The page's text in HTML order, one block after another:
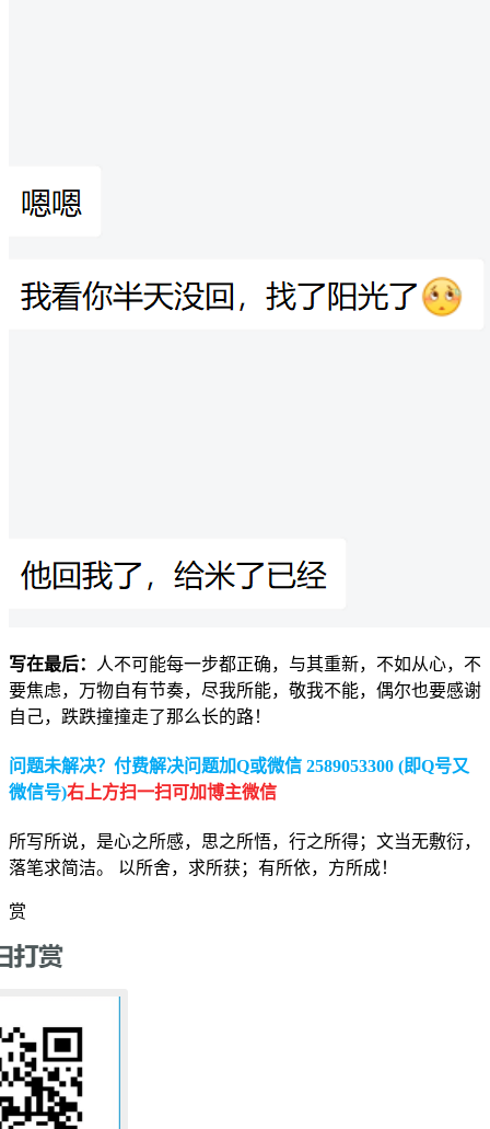
写在最后：
人不可能每一步都正确，与其重新，不如从心，不
要焦虑，万物自有节奏，尽我所能，敬我不能，偶尔也要感谢
自己，跌跌撞撞走了那么长的路！
问题未解决？付费解决问题加Q或微信 2589053300 (即Q号又
微信号)右上方扫一扫可加博主微信
所写所说，是心之所感，思之所悟，行之所得；文当无敷衍，
落笔求简洁。 以所舍，求所获；有所依，方所成！
赏